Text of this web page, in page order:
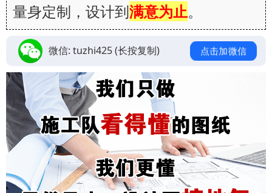
量身定制，设计到满意为止。
微信: tuzhi425(长按复制) 点击加微信